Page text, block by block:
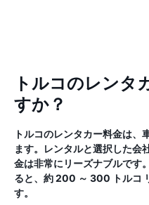
トルコのレンタ
すか？
トルコのレンタカー料金は、
ます。レンタルと選択した会
金は非常にリーズナブルです
ると、約 200 ～ 300 トルコ
す。